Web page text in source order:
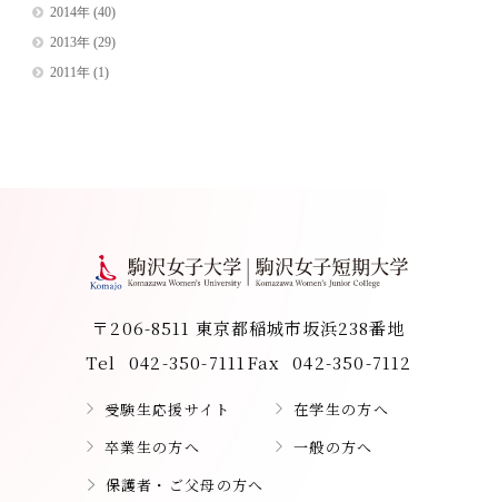
2014年(40)
2013年(29)
2011年(1)
〒206-8511 東京都稲城市坂浜238番地
Tel
042-350-7111 Fax 042-350-7112
受験生応援サイト
在学生の方へ
卒業生の方へ
一般の方へ
保護者・ご父母の方へ